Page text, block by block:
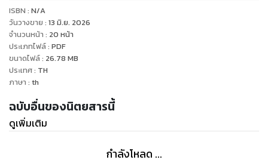
ISBN : N/A
วันวางขาย : 13 มิ.ย. 2026
จำนวนหน้า : 20 หน้า
ประเภทไฟล์: PDF
ขนาดไฟล์: 26.78 MB
ประเทศ: TH
ภาษา : th
ฉบับอื่นของนิตยสารนี้
ดูเพิ่มเติม
กำลังโหลด ...